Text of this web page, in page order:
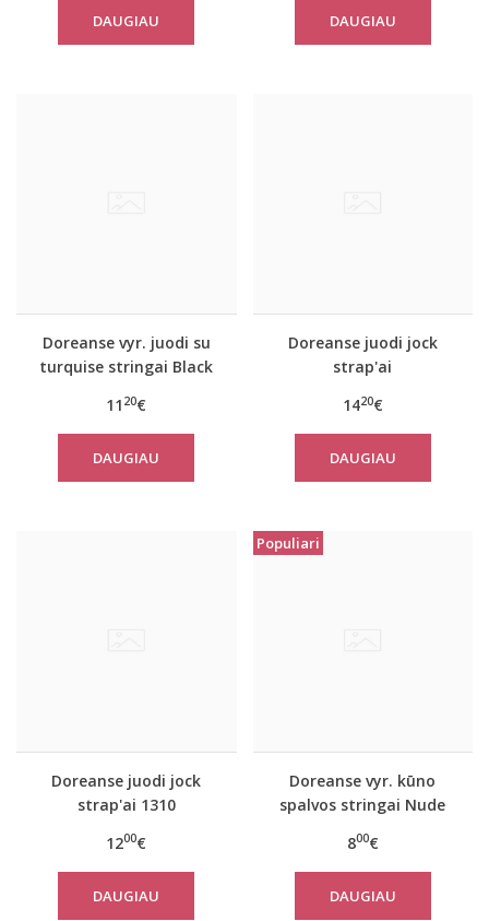
DAUGIAU DAUGIAU
Doreanse vyr. juodi su
turquise stringai Black
11 20€
DAUGIAU
Doreanse juodi jock
strap'ai
1420€
DAUGIAU
Doreanse juodi jock
strap'ai 1310
1200€
DAUGIAU
Populiari
Doreanse vyr. kūno
spalvos stringai Nude
800€
DAUGIAU